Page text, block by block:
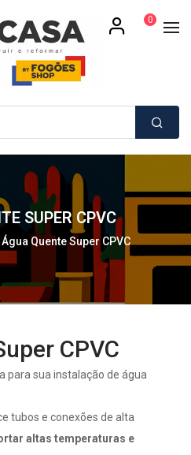
0
SUPER CPVC
Água Quente Super CPVC
CPVC
para sua instalação de água
tubos e conexões de alta
altas temperaturas e